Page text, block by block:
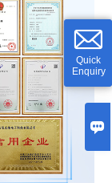

Quick
Enquiry